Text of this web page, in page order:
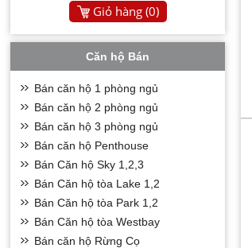
Giỏ hàng (0)
Căn hộ Bán
Bán căn hộ 1 phòng ngủ
Bán căn hộ 2 phòng ngủ
Bán căn hộ 3 phòng ngủ
Bán căn hộ Penthouse
Bán Căn hộ Sky 1,2,3
Bán Căn hộ tòa Lake 1,2
Bán Căn hộ tòa Park 1,2
Bán Căn hộ tòa Westbay
Bán căn hộ Rừng Cọ